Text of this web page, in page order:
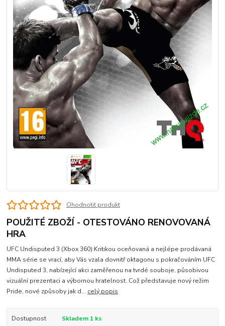
Ohodnotit produkt
POUŽITÉ ZBOŽÍ - OTESTOVÁNO RENOVOVANÁ
HRA
UFC Undisputed 3 (Xbox 360):Kritikou oceňovaná a nejlépe prodávaná
MMA série se vrací, aby Vás vzala dovnitř oktagonu s pokračováním UFC
Undisputed 3, nabízející akci zaměřenou na tvrdé souboje, působivou
vizuální prezentaci a výbornou hratelnost. Což představuje nový režim
Pride, nové způsoby jak d... celý popis
Dostupnost Skladem 1 ks